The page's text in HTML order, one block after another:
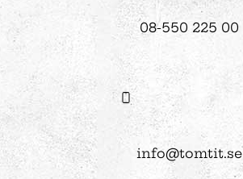
08-550 225 00
info@tomtit.se